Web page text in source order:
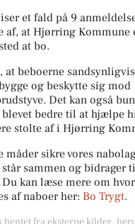
et fald på 9
af, at Hjørring Kommune
at bo.
at beboerne
og beskytte sig mod
Det kan også
bedre til at hjælpe
stolte af i Hjørring
måder sikre vores
sammen og bidrager
kan læse mere om
af naboer her: Bo Trygt.